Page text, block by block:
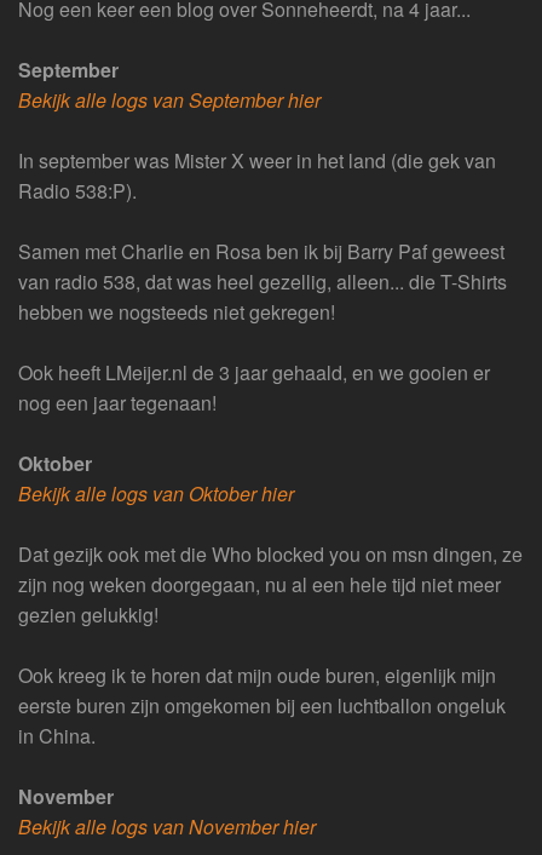
Nog een keer een blog over Sonneheerdt, na 4 jaar...
September
Bekijk alle logs van September hier
In september was Mister X weer in het land (die gek van
Radio 538:P).
Samen met Charlie en Rosa ben ik bij Barry Paf geweest
van radio 538, dat was heel gezellig, alleen... die T-Shirts
hebben we nogsteeds niet gekregen!
Ook heeft LMeijer.nl de 3 jaar gehaald, en we gooien er
nog een jaar tegenaan!
Oktober
Bekijk alle logs van Oktober hier
Dat gezijk ook met die Who blocked you on msn dingen, ze
zijn nog weken doorgegaan, nu al een hele tijd niet meer
gezien gelukkig!
Ook kreeg ik te horen dat mijn oude buren, eigenlijk mijn
eerste buren zijn omgekomen bij een luchtballon ongeluk
in China.
November
Bekijk alle logs van November hier